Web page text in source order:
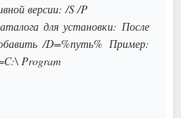
версии: /S /P
для установки: После
/D=%путь% Пример:
Program